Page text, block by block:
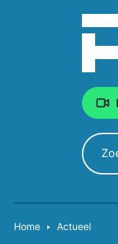
Zoeken
Home Actueel